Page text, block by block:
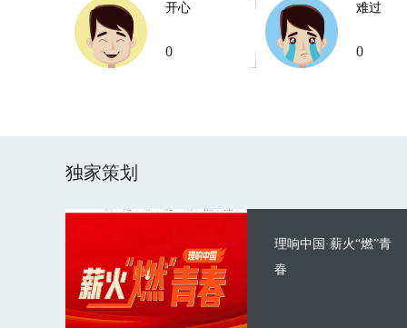
开心
0
难过
0
独家策划
理响中国·薪火“燃”青
春